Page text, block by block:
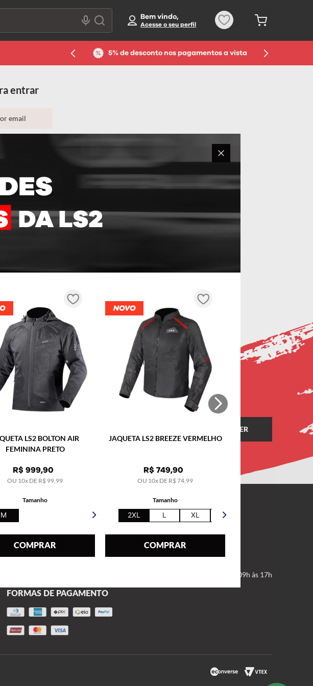
Bem vindo,
5% de desconto nos pagamentos a vista
LS2 BOLTON AIR
FEMININA PRETO
R$ 999,90
OU 10x DE R$ 99 99
Tamanho
M
COMPRAR
JAQUETA LS2 BREEZE VERMELHO
R$ 749,90
OU 10x DE R$74 99
Tamanho
2XL L XL 5XL
COMPRAR
entrar
email
se
E-mail
ÁREA DO CLIENTE
Minha conta
Meus pedidos
FORMAS DE PAGAMENTO
CONTATE-NOS
(11) 2666-2999
(11) 2666-2974
De segunda a sexta, das 09h às 17h